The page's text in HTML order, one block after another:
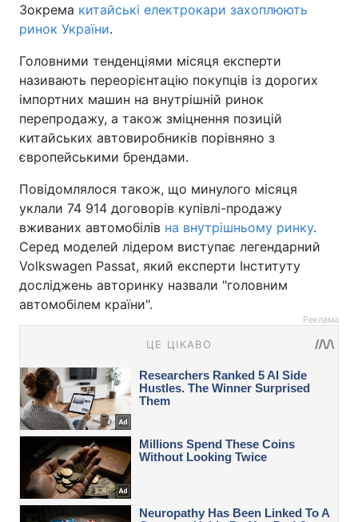
Зокрема китайські електрокари захоплюють
ринок України.
Головними тенденціями місяця експерти
називають переорієнтацію покупців із дорогих
імпортних машин на внутрішній ринок
перепродажу, а також зміцнення позицій
китайських автовиробників порівняно з
європейськими брендами.
Повідомлялося також, що минулого місяця
уклали 74 914 договорів купівлі-продажу
вживаних автомобілів на внутрішньому ринку.
Серед моделей лідером виступає легендарний
Volkswagen Passat, який експерти Інституту
досліджень авторинку назвали "головним
автомобілем країни".
Реклама